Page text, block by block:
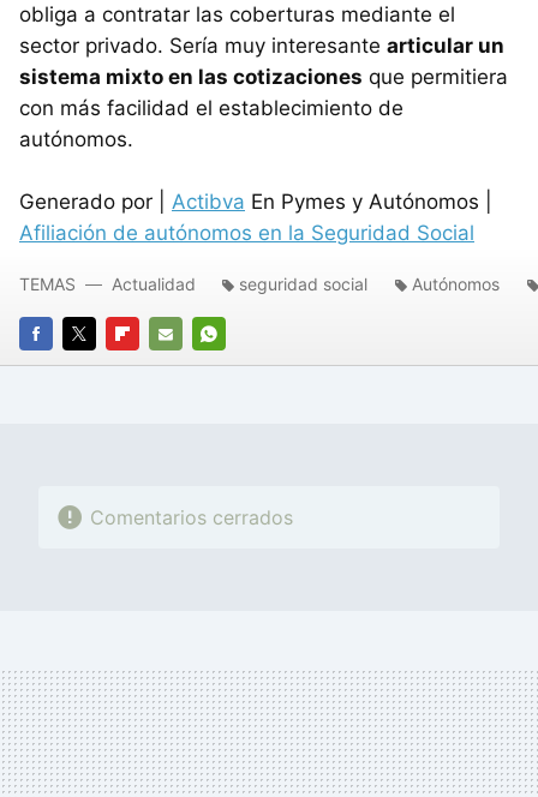
obliga a contratar las coberturas mediante el
sector privado. Sería muy interesante articular un
sistema mixto en las cotizaciones que permitiera
con más facilidad el establecimiento de
autónomos.
Generado por | Actibva En Pymes y Autónomos |
Afiliación de autónomos en la Seguridad Social
FACEBOOK
TWITTERFLIPBOARD
E-
WHATSAPP
TEMAS Actualidad seguridad social Autónomos
Comentarios cerrados